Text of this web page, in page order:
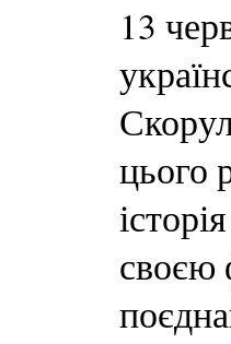
13
цього
своєю